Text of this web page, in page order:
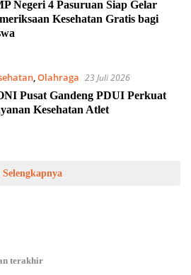
Negeri 4 Pasuruan Siap Gelar
Kesehatan Gratis bagi
,Olahraga 23 Juli 2026
Pusat Gandeng PDUI Perkuat
Kesehatan Atlet
Selengkapnya
terakhir